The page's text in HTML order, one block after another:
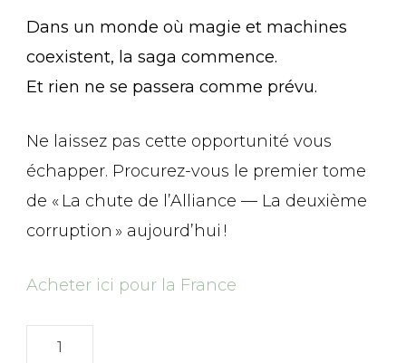
Dans un monde où magie et machines
coexistent, la saga commence.
Et rien ne se passera comme prévu.
Ne laissez pas cette opportunité vous
échapper. Procurez-vous le premier tome
de « La chute de l’Alliance — La deuxième
corruption » aujourd’hui !
Acheter ici pour la France
quantité